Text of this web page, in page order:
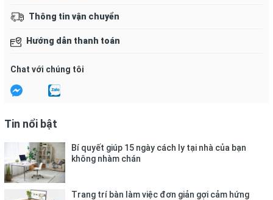
Bảo quản:Nhiệt độ: 10 ~ 55º C, Độ
ẩm: 55 ~ 95% RH, Tránh xa nguồn
Thông tin vận chuyển
Hướng dẫn thanh toán
Chat với chúng tôi
Tin nổi bật
Bí quyết giúp 15 ngày cách ly tại nhà của bạn
không nhàm chán
Trang trí bàn làm việc đơn giản gợi cảm hứng